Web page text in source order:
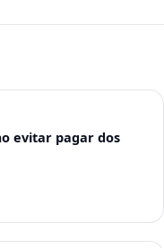
evitar pagar dos